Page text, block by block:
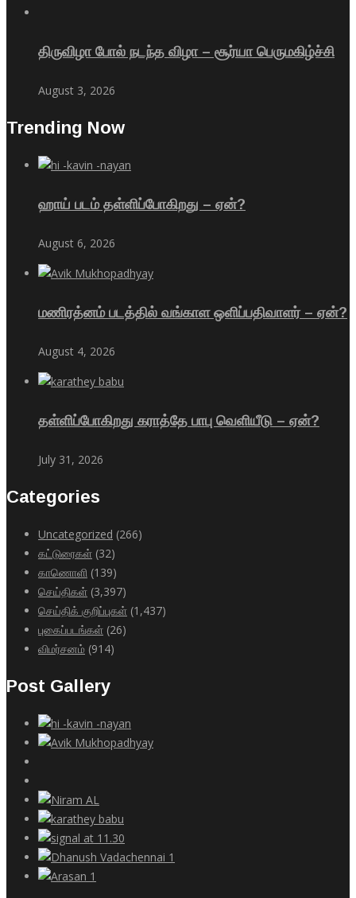
திருவிழா போல் நடந்த விழா – சூர்யா பெருமகிழ்ச்சி
August 3, 2026
Trending Now
ஹாய் படம் தள்ளிப்போகிறது – ஏன்?
August 6, 2026
மணிரத்னம் படத்தில் வங்காள ஒளிப்பதிவாளர் – ஏன்?
August 4, 2026
தள்ளிப்போகிறது கராத்தே பாபு வெளியீடு – ஏன்?
July 31, 2026
Categories
Uncategorized (266)
கட்டுரைகள் (32)
காணொளி (139)
செய்திகள் (3,397)
செய்திக் குறிப்புகள் (1,437)
புகைப்படங்கள் (26)
விமர்சனம் (914)
Post Gallery